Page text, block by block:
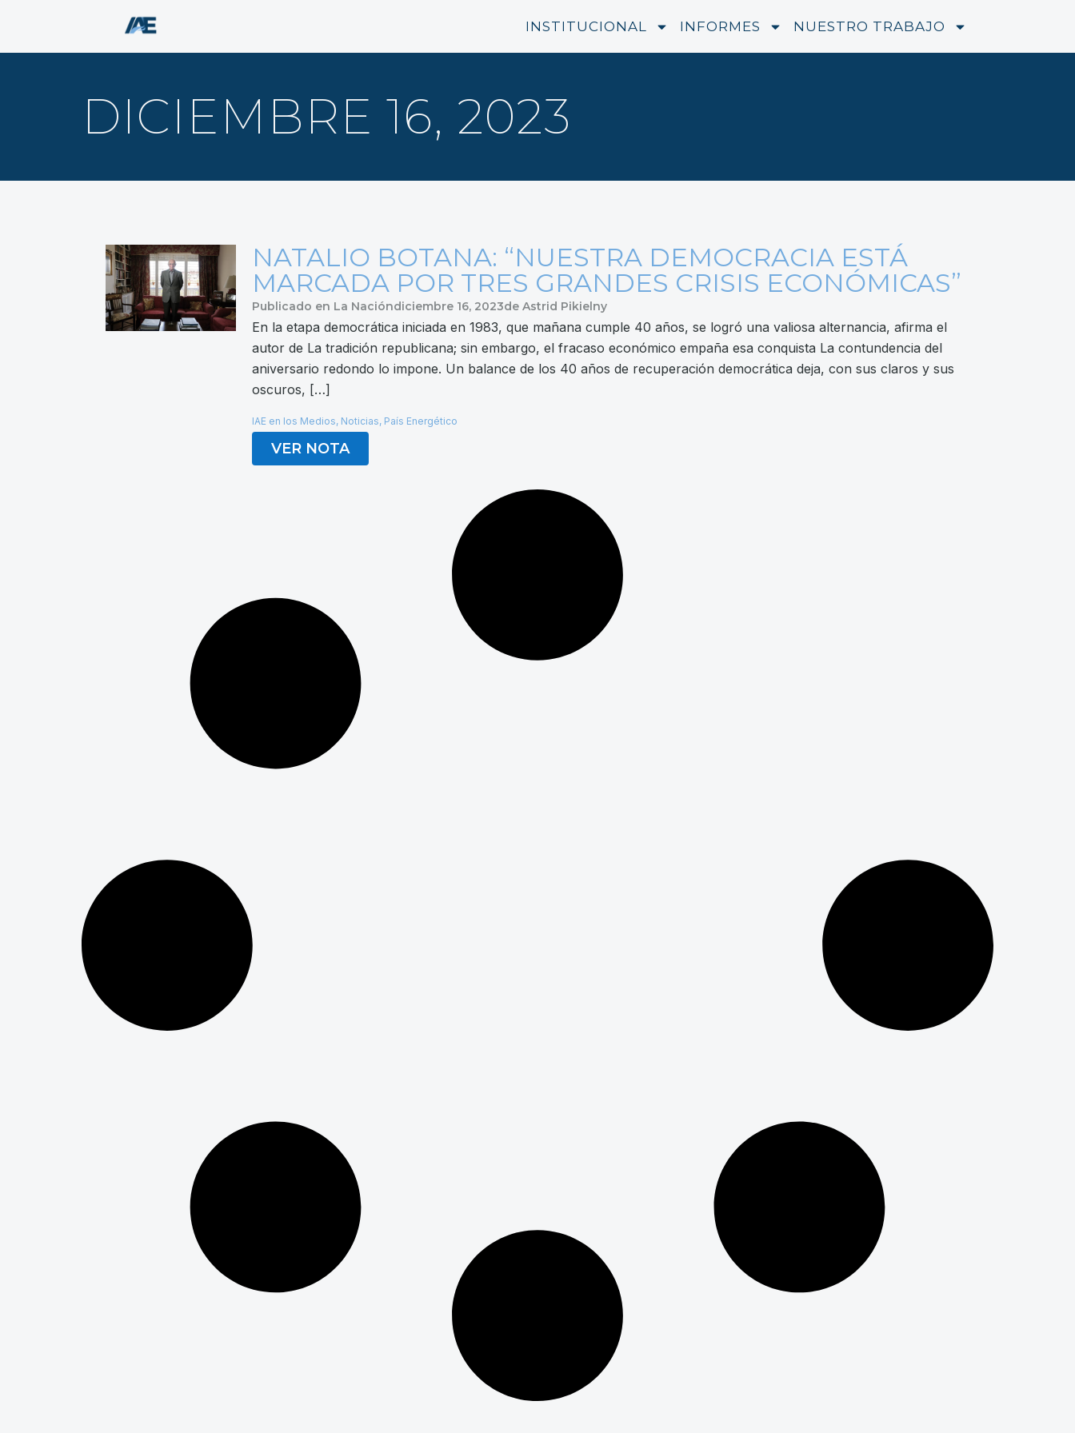
INSTITUCIONAL INFORMES NUESTRO TRABAJO
DICIEMBRE 16, 2023
NATALIO BOTANA: “NUESTRA DEMOCRACIA ESTÁ
MARCADA POR TRES GRANDES CRISIS ECONÓMICAS”
Publicado en La Nacióndiciembre 16, 2023de Astrid Pikielny
En la etapa democrática iniciada en 1983, que mañana cumple 40 años, se logró una valiosa alternancia, afirma el
autor de La tradición republicana; sin embargo, el fracaso económico empaña esa conquista La contundencia del
aniversario redondo lo impone. Un balance de los 40 años de recuperación democrática deja, con sus claros y sus
oscuros, […]
IAE en los Medios, Noticias, País Energético
VER NOTA